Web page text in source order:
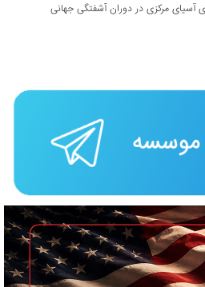
آسیای مرکزی در دوران آشفتگی جهانی